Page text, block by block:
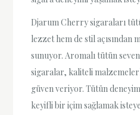
Djarum Cherry sigaraları
lezzet hem de stil açısından
sunuyor. Aromalı tütün
sigaralar, kaliteli
güven veriyor. Tütün
keyifli bir içim sağlamak